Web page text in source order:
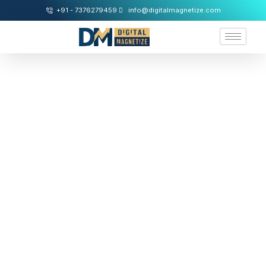
+91 - 7376279459 info@digitalmagnetize.com